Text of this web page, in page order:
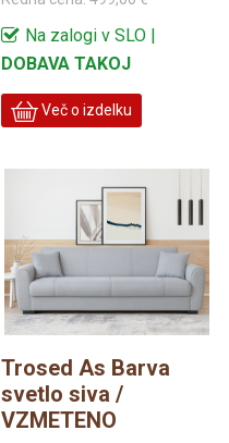
Na zalogi v SLO |
DOBAVA TAKOJ
Več o izdelku
Trosed As Barva
svetlo siva /
VZMETENO